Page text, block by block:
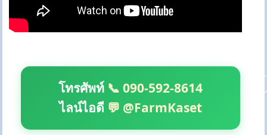
โทรศัพท์ 📞 090-592-8614
ไลน์ไอดี 💬 @FarmKaset